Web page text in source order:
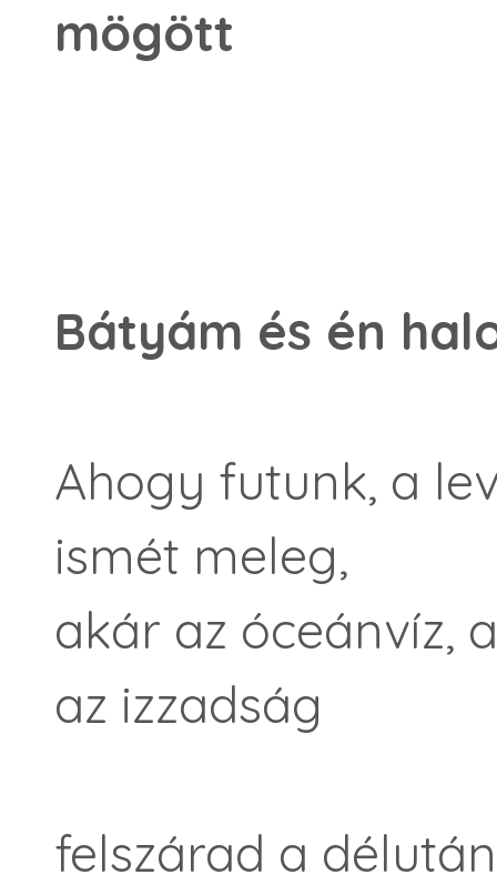
mögött
Bátyám és én
Ahogy futunk, a
ismét meleg,
akár az óceánvíz,
az izzadság
felszárad a